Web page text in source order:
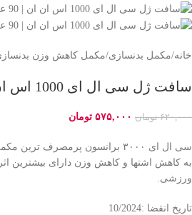
خانه/مکمل بدنسازی/مکمل کاهش وزن
سافت ژل سی ال ای 1000 اس ان ان | 90 عدد
۶۲۰,۰۰۰ تومان ۵۷۵,۰۰۰ تومان
سی ال ای ۳۰۰۰ برانسون پرمصرف
به کاهش اشتها و کاهش وزن دارای بیشترین
ورزشی.
تاریخ انقضا :10/2024